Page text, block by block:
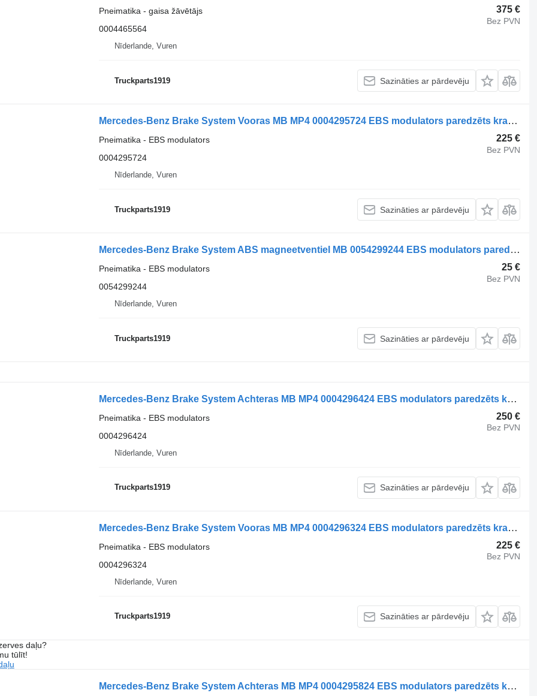
375 €
Bez PVN
Pneimatika - gaisa žāvētājs
0004465564
Nīderlande, Vuren
Truckparts1919 Sazināties ar pārdevēju
Mercedes-Benz Brake System Vooras MB MP4 0004295724 EBS modulators paredzēts kravas automašīnas
225 €
Bez PVN
Pneimatika - EBS modulators
0004295724
Nīderlande, Vuren
Truckparts1919 Sazināties ar pārdevēju
Mercedes-Benz Brake System ABS magneetventiel MB 0054299244 EBS modulators paredzēts kravas automašīnas
25 €
Bez PVN
Pneimatika - EBS modulators
0054299244
Nīderlande, Vuren
Truckparts1919 Sazināties ar pārdevēju
Mercedes-Benz Brake System Achteras MB MP4 0004296424 EBS modulators paredzēts kravas automašīnas
250 €
Bez PVN
Pneimatika - EBS modulators
0004296424
Nīderlande, Vuren
Truckparts1919 Sazināties ar pārdevēju
Mercedes-Benz Brake System Vooras MB MP4 0004296324 EBS modulators paredzēts kravas automašīnas
225 €
Bez PVN
Pneimatika - EBS modulators
0004296324
Nīderlande, Vuren
Truckparts1919 Sazināties ar pārdevēju
daļu?
tūlīt!
Mercedes-Benz Brake System Achteras MB MP4 0004295824 EBS modulators paredzēts kravas automašīnas